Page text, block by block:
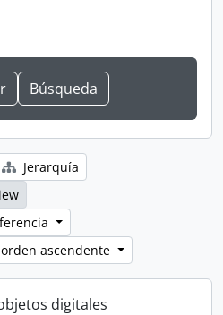
Jerarquía
ascendente
digitales